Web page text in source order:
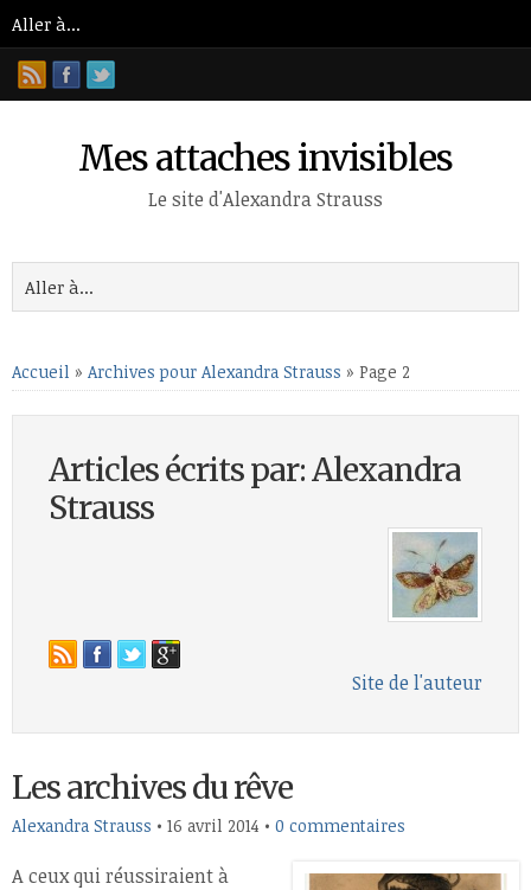
Mes attaches invisibles
Le site d'Alexandra Strauss
Accueil » Archives pour Alexandra Strauss » Page 2
Articles écrits par: Alexandra
Strauss
Site de l'auteur
Les archives du rêve
Alexandra Strauss • 16 avril 2014 • 0 commentaires
A ceux qui réussiraient à